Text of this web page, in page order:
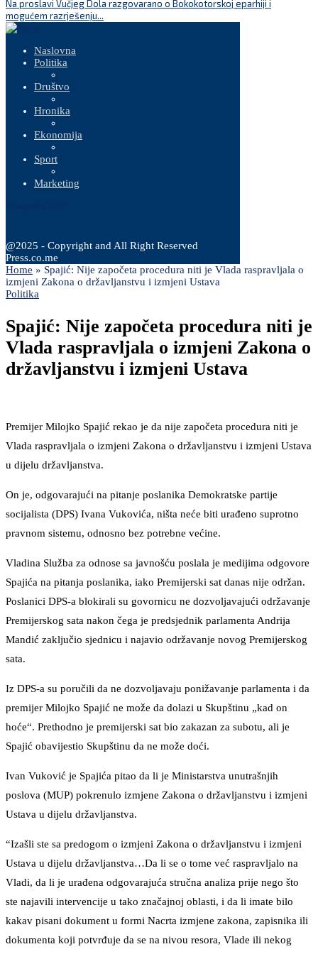
Na proslavi Vučjeg Dola razgovarano o Bokokotorskoj eparhiji i
mogućem razrješenju...
Naslovna
Politika
Društvo
Hronika
Ekonomija
Sport
Marketing
@2025 - Copyright and All Right Reserved
Press.co.me
Home » Spajić: Nije započeta procedura niti je Vlada raspravljala o
izmjeni Zakona o državljanstvu i izmjeni Ustava
Politika
Spajić: Nije započeta procedura niti je
Vlada raspravljala o izmjeni Zakona o
državljanstvu i izmjeni Ustava
Premijer Milojko Spajić rekao je da nije započeta procedura niti je
Vlada raspravljala o izmjeni Zakona o državljanstvu i izmjeni Ustava
u dijelu državljanstva.
On je, odgovarajući na pitanje poslanika Demokratske partije
socijalista (DPS) Ivana Vukovića, ništa neće biti urađeno suprotno
pravnom sistemu, odnosno bez potrebne većine.
Vladina Služba za odnose sa javnošću poslala je medijima odgovore
Spajića na pitanja poslanika, iako Premijerski sat danas nije održan.
Poslanici DPS-a blokirali su govornicu ne dozvoljavajući održavanje
Premijerskog sata nakon čega je predsjednik parlamenta Andrija
Mandić zaključio sjednicu i najavio održavanje novog Premijerskog
sata.
Iz DPS-a su poručili da ne dozvoljavaju ponižavanje parlamenta i da
premijer Milojko Spajić ne može da dolazi u Skupštinu „kad on
hoće“. Prethodno je premijerski sat bio zakazan za subotu, ali je
Spajić obavijestio Skupštinu da ne može doći.
Ivan Vuković je Spajića pitao da li je Ministarstva unutrašnjih
poslova (MUP) pokrenulo izmjene Zakona o državljanstvu i izmjeni
Ustava u dijelu državljanstva.
“Izašli ste sa predogom o izmjeni Zakona o državljanstvu i izmjeni
Ustava u dijelu državljanstva…Da li se o tome već raspravljalo na
Vladi, da li je urađena odgovarajuća stručna analiza prije nego što
ste najavili intervencije u tako značajnoj oblasti, i da li imate bilo
kakav pisani dokument u formi Nacrta izmjene zakona, zapisnika ili
dokumenta koji potvrđuje da se na nivou resora, Vlade ili nekog